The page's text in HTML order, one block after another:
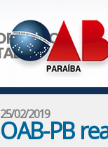
25/02/2019
OAB-PB